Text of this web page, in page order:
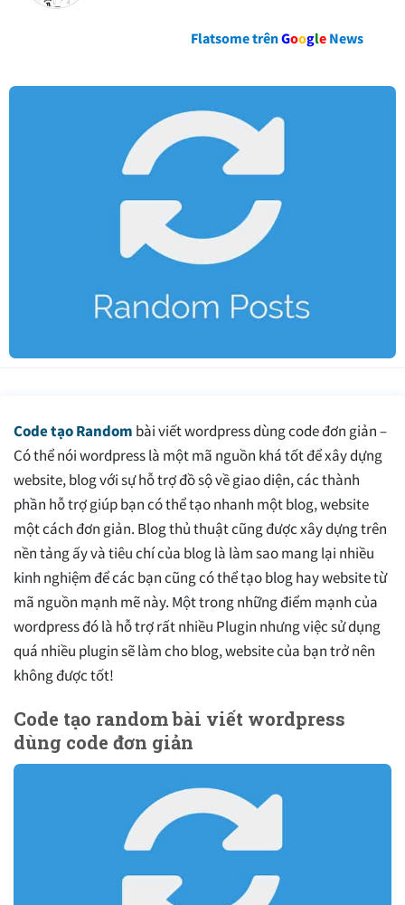
Flatsome trênGoogle News
Code tạo Random bài viết wordpress dùng code đơn giản –
Có thể nói wordpress là một mã nguồn khá tốt để xây dựng
website, blog với sự hỗ trợ đồ sộ về giao diện, các thành
phần hỗ trợ giúp bạn có thể tạo nhanh một blog, website
một cách đơn giản. Blog thủ thuật cũng được xây dựng trên
nền tảng ấy và tiêu chí của blog là làm sao mang lại nhiều
kinh nghiệm để các bạn cũng có thể tạo blog hay website từ
mã nguồn mạnh mẽ này. Một trong những điểm mạnh của
wordpress đó là hỗ trợ rất nhiều Plugin nhưng việc sử dụng
quá nhiều plugin sẽ làm cho blog, website của bạn trở nên
không được tốt!
Code tạo random bài viết wordpress
dùng code đơn giản